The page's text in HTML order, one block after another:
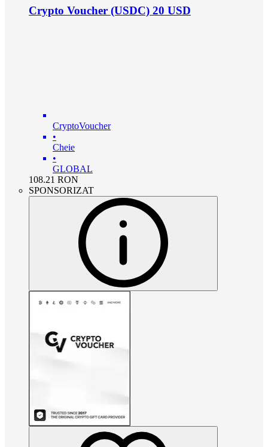
Crypto Voucher (USDC) 20 USD
CryptoVoucher
•
Cheie
•
GLOBAL
108.21 RON
SPONSORIZAT